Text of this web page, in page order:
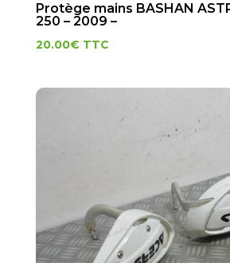
Protège mains BASHAN
250 – 2009 –
20.00€ TTC